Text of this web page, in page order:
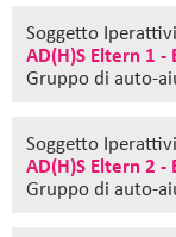
Soggetto
AD(H)S Eltern 1 -
Gruppo di auto-
Soggetto
AD(H)S Eltern 2 -
Gruppo di auto-